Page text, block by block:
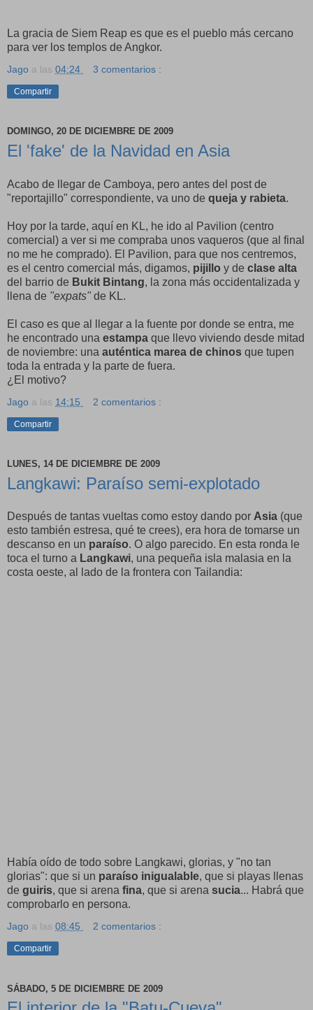
La gracia de Siem Reap es que es el pueblo más cercano
para ver los templos de Angkor.
Jago a las 04:24 3 comentarios :
Compartir
DOMINGO, 20 DE DICIEMBRE DE 2009
El 'fake' de la Navidad en Asia
Acabo de llegar de Camboya, pero antes del post de
"reportajillo" correspondiente, va uno de queja y rabieta.
Hoy por la tarde, aquí en KL, he ido al Pavilion (centro
comercial) a ver si me compraba unos vaqueros (que al final
no me he comprado). El Pavilion, para que nos centremos,
es el centro comercial más, digamos, pijillo y de clase alta
del barrio de Bukit Bintang, la zona más occidentalizada y
llena de "expats" de KL.
El caso es que al llegar a la fuente por donde se entra, me
he encontrado una estampa que llevo viviendo desde mitad
de noviembre: una auténtica marea de chinos que tupen
toda la entrada y la parte de fuera.
¿El motivo?
Jago a las 14:15 2 comentarios :
Compartir
LUNES, 14 DE DICIEMBRE DE 2009
Langkawi: Paraíso semi-explotado
Después de tantas vueltas como estoy dando por Asia (que
esto también estresa, qué te crees), era hora de tomarse un
descanso en un paraíso. O algo parecido. En esta ronda le
toca el turno a Langkawi, una pequeña isla malasia en la
costa oeste, al lado de la frontera con Tailandia:
Había oído de todo sobre Langkawi, glorias, y "no tan
glorias": que si un paraíso inigualable, que si playas llenas
de guiris, que si arena fina, que si arena sucia... Habrá que
comprobarlo en persona.
Jago a las 08:45 2 comentarios :
Compartir
SÁBADO, 5 DE DICIEMBRE DE 2009